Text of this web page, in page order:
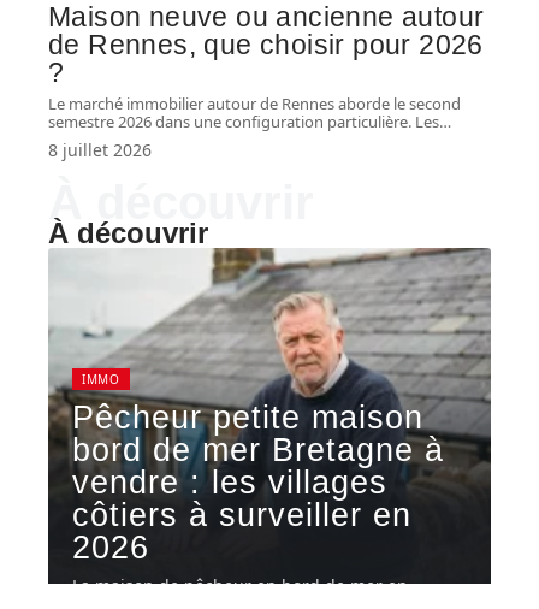
Maison neuve ou ancienne autour
de Rennes, que choisir pour 2026
?
Le marché immobilier autour de Rennes aborde le second
semestre 2026 dans une configuration particulière. Les…
8 juillet 2026
À découvrir
IMMO
Pêcheur petite maison
bord de mer Bretagne à
vendre : les villages
côtiers à surveiller en
2026
La maison de pêcheur en bord de mer en